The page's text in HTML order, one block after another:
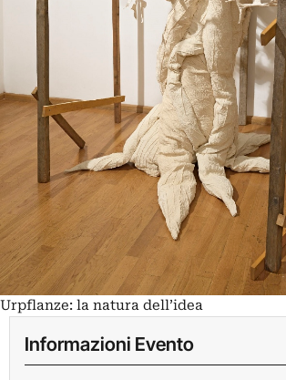
Urpflanze: la natura dell’idea
Informazioni Evento